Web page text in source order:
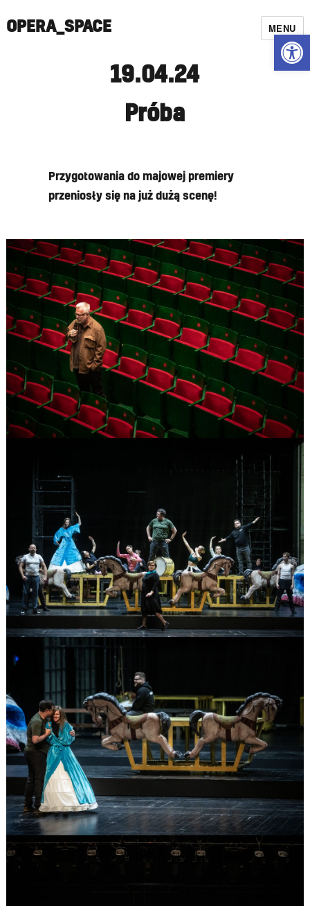
OPERA_SPACE MENU
19.04.24
Próba
Przygotowania do majowej premiery
przeniosły się na już dużą scenę!